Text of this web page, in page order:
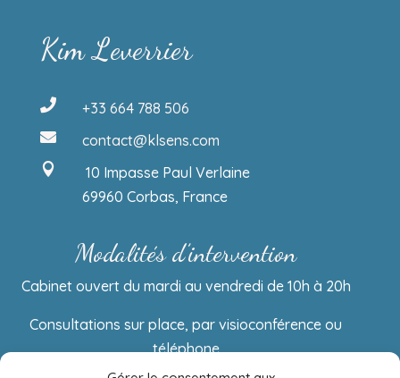
Kim Leverrier
 +33 664 788 506
 contact@klsens.com

10 Impasse Paul Verlaine
69960 Corbas, France
Modalités d’intervention
Cabinet ouvert du mardi au vendredi de 10h à 20h
Consultations sur place, par visioconférence ou
téléphone